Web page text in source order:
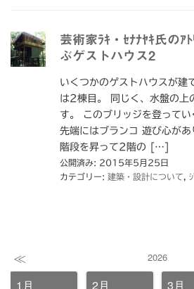
芸術家ﾗｷ・ｾﾅﾅﾔｷ氏のｱ
ぶゲストハウス2
いくつかのゲストハウスが建
は2棟目。 同じく、水盤の上
す。 このブリッジを登って
先端にはブランコ 遊び心が
階段を昇って2階の […]
公開済み: 2015年5月25日
カテゴリー: 建築・設計について
≪ 2026
1月 2月 3月